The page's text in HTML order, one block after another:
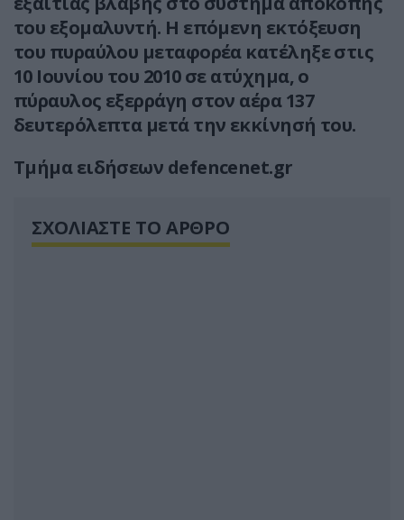
του εξομαλυντή. Η επόμενη εκτόξευση
του πυραύλου μεταφορέα κατέληξε στις
10 Ιουνίου του 2010 σε ατύχημα, ο
πύραυλος εξερράγη στον αέρα 137
δευτερόλεπτα μετά την εκκίνησή του.
Τμήμα ειδήσεων defencenet.gr
ΣΧΟΛΙΑΣΤΕ ΤΟ ΑΡΘΡΟ